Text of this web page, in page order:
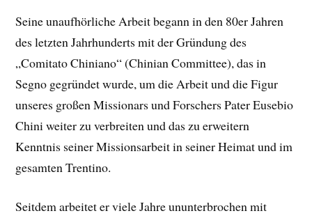
Seine unaufhörliche Arbeit begann in den 80er Jahren
des letzten Jahrhunderts mit der Gründung des
„Comitato Chiniano“ (Chinian Committee), das in
Segno gegründet wurde, um die Arbeit und die Figur
unseres großen Missionars und Forschers Pater Eusebio
Chini weiter zu verbreiten und das zu erweitern
Kenntnis seiner Missionsarbeit in seiner Heimat und im
gesamten Trentino.
Seitdem arbeitet er viele Jahre ununterbrochen mit